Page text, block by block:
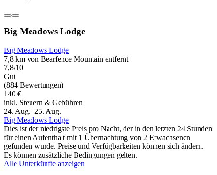
Big Meadows Lodge
Big Meadows Lodge
7,8 km von Bearfence Mountain entfernt
7,8/10
Gut
(884 Bewertungen)
140 €
inkl. Steuern & Gebühren
24. Aug.–25. Aug.
Big Meadows Lodge
Dies ist der niedrigste Preis pro Nacht, der in den letzten 24 Stunden
für einen Aufenthalt mit 1 Übernachtung von 2 Erwachsenen
gefunden wurde. Preise und Verfügbarkeiten können sich ändern.
Es können zusätzliche Bedingungen gelten.
Alle Unterkünfte anzeigen